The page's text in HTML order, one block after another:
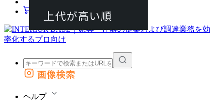
カート
外部サイトの商品をカートに追加
画像検索
ヘルプ
上代が高い順